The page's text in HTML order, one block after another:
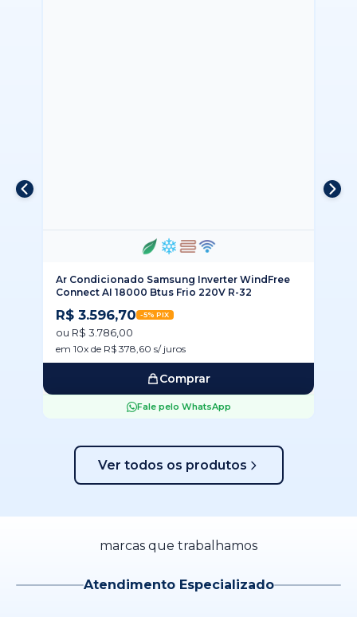
Ar Condicionado Samsung Inverter WindFree
Connect AI 18000 Btus Frio 220V R-32
R$ 3.596,70 -5% PIX
ou R$ 3.786,00
em 10x de R$ 378,60 s/ juros
Comprar
Fale pelo WhatsApp
Ver todos os produtos
marcas que trabalhamos
Atendimento Especializado